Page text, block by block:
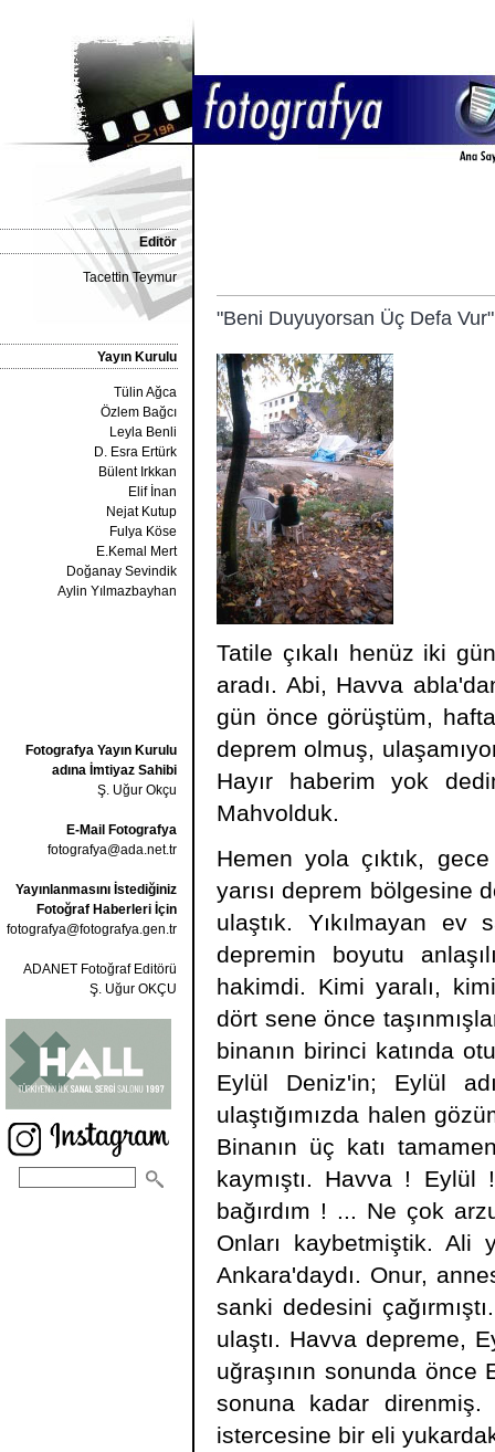
Editör
Tacettin Teymur
Yayın Kurulu
Tülin Ağca
Özlem Bağcı
Leyla Benli
D. Esra Ertürk
Bülent Irkkan
Elif İnan
Nejat Kutup
Fulya Köse
E.Kemal Mert
Doğanay Sevindik
Aylin Yılmazbayhan
Fotografya Yayın Kurulu
adına İmtiyaz Sahibi
Ş. Uğur Okçu
E-Mail Fotografya
fotografya@ada.net.tr
Yayınlanmasını İstediğiniz
Fotoğraf Haberleri İçin
fotografya@fotografya.gen.tr
ADANET Fotoğraf Editörü
Ş. Uğur OKÇU
"Beni Duyuyorsan Üç Defa Vur"
Tatile çıkalı henüz iki
aradı. Abi, Havva
gün önce görüştüm,
deprem olmuş,
Hayır haberim yok
Mahvolduk.
Hemen yola çıktık,
yarısı deprem bölgesine
ulaştık. Yıkılmayan ev
depremin boyutu
hakimdi. Kimi yaralı,
dört sene önce
binanın birinci katında
Eylül Deniz'in; Eylül
ulaştığımızda halen
Binanın üç katı
kaymıştı. Havva !
bağırdım ! ... Ne çok
Onları kaybetmiştik. Ali
Ankara'daydı. Onur,
sanki dedesini
ulaştı. Havva depreme,
uğraşının sonunda önce
sonuna kadar
istercesine bir eli